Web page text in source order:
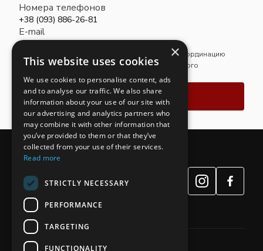
Номера телефонов
+38 (093) 886-26-81
E-mail
advcomppravda@gmail.com
Магистр права. Обеспечивает руководство и координацию
деятельности Ровненского отделения адвокатского
объединения «Правда».
Связаться
×
This website uses cookies
We use cookies to personalise content, ads
and to analyse our traffic. We also share
information about your use of our site with
our advertising and analytics partners who
may combine it with other information that
you’ve provided to them or that they’ve
collected from your use of their services.
Read more
STRICTLY NECESSARY
PERFORMANCE
TARGETING
FUNCTIONALITY